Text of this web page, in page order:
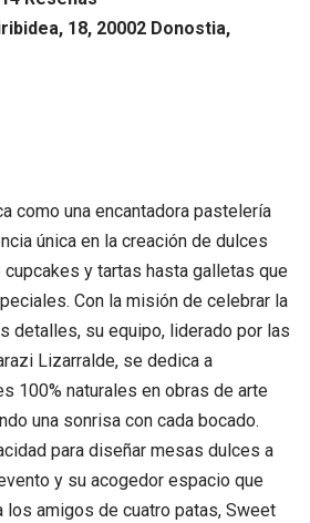
18, 20002 Donostia,
como una encantadora pastelería
única en la creación de dulces
y tartas hasta galletas que
Con la misión de celebrar la
detalles, su equipo, liderado por las
Lizarralde, se dedica a
100% naturales en obras de arte
una sonrisa con cada bocado.
para diseñar mesas dulces a
y su acogedor espacio que
los amigos de cuatro patas, Sweet